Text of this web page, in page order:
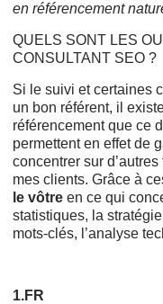
en référencement
QUELS SONT LES
CONSULTANT SEO ?
Si le suivi et certaines
un bon référent, il
référencement que ce
permettent en effet de
concentrer sur
mes clients. Grâce à
le vôtre en ce qui
statistiques, la
mots-clés, l’analyse
1.FR